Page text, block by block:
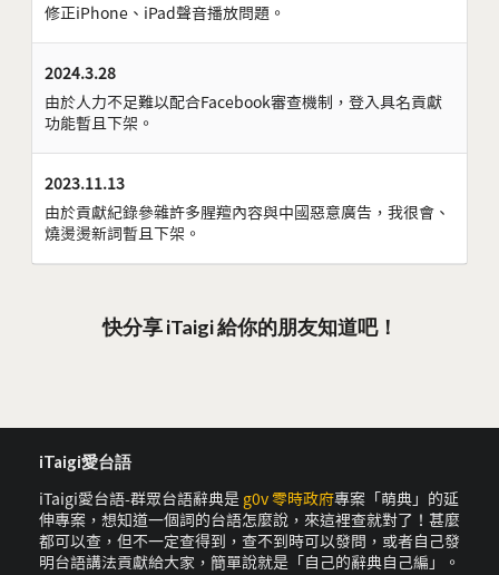
修正iPhone、iPad聲音播放問題。
2024.3.28
由於人力不足難以配合Facebook審查機制，登入具名貢獻
功能暫且下架。
2023.11.13
由於貢獻紀錄參雜許多腥羶內容與中國惡意廣告，我很會、
燒燙燙新詞暫且下架。
快分享 iTaigi 給你的朋友知道吧！
iTaigi愛台語
iTaigi愛台語-群眾台語辭典是 g0v 零時政府專案「萌典」的延
伸專案，想知道一個詞的台語怎麼說，來這裡查就對了！甚麼
都可以查，但不一定查得到，查不到時可以發問，或者自己發
明台語講法貢獻給大家，簡單說就是「自己的辭典自己編」。